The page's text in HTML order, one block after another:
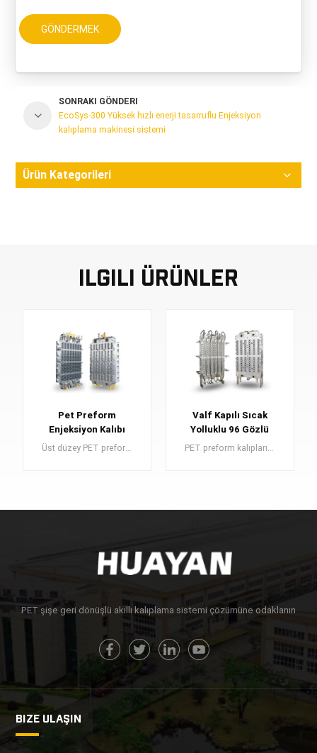
GÖNDERMEK
SONRAKI GÖNDERI
EcoSys-300 Yüksek hızlı enerji tasarruflu Enjeksiyon
kalıplama makinesi sistemi
Ürün Kategorileri
Ilgili Ürünler
Pet Preform
Enjeksiyon Kalıbı
176cav
Üst düzey PET preform kalıplarımızla plastik şişe üretiminizi optimize edin . Üstün şişeler için hassasiyet ve kaliteye zahmetsizce ulaşın.
DAHA FAZLA
Valf Kapılı Sıcak
Yolluklu 96 Gözlü
MoPET PreformldPET preform kalıpları, yüksek kaliteli plastik şişeler için yapı taşları görevi gören PET preformların üretiminde önemli bir bileşendir.
DAHA FAZLA
BILGI EDIN
PET şişe geri dönüşlü akıllı kalıplama sistemi çözümüne odaklanın
BIZE ULAŞIN